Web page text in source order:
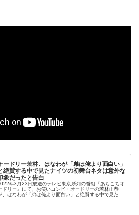
ードリー若林、はなわが「弟は俺より面白い」
絶賛する中で見たナイツの初舞台ネタは意外な
象だったと告白
年3月23日放送のテレビ東京系列の番組『あちこちオ
ドリー』にて、お笑いコンビ・オードリーの若林正恭
、はなわが「弟は俺より面白い」と絶賛する中で見たナ